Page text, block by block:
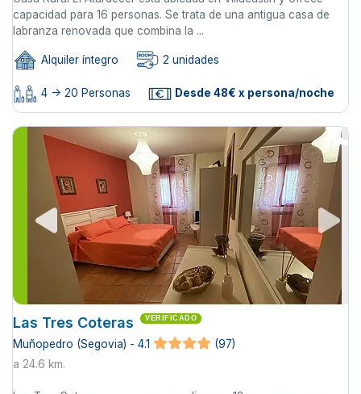
capacidad para 16 personas. Se trata de una antigua casa de
labranza renovada que combina la ...
Alquiler íntegro 2 unidades
4 -> 20 Personas Desde 48€ x persona/noche
Las Tres Coteras VERIFICADO
Muñopedro (Segovia) - 4.1
(97)
a 24.6 km.